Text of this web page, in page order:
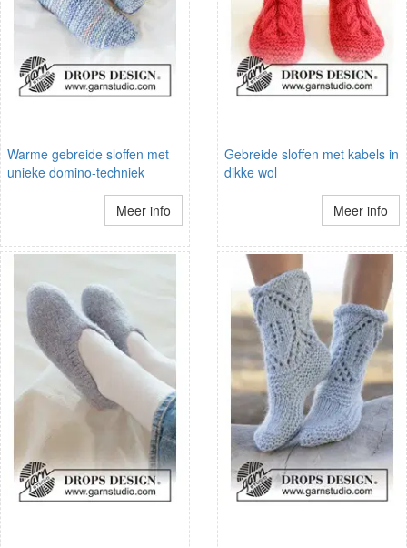
Warme gebreide sloffen met
unieke domino-techniek
Meer info
Gebreide sloffen met kabels in
dikke wol
Meer info